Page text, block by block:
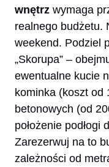
wnętrz wymaga
realnego budżetu.
weekend. Podziel
„Skorupa” –
ewentualne kucie
kominka (koszt od
betonowych (od
położenie podłogi
Zarezerwuj na to
zależności od